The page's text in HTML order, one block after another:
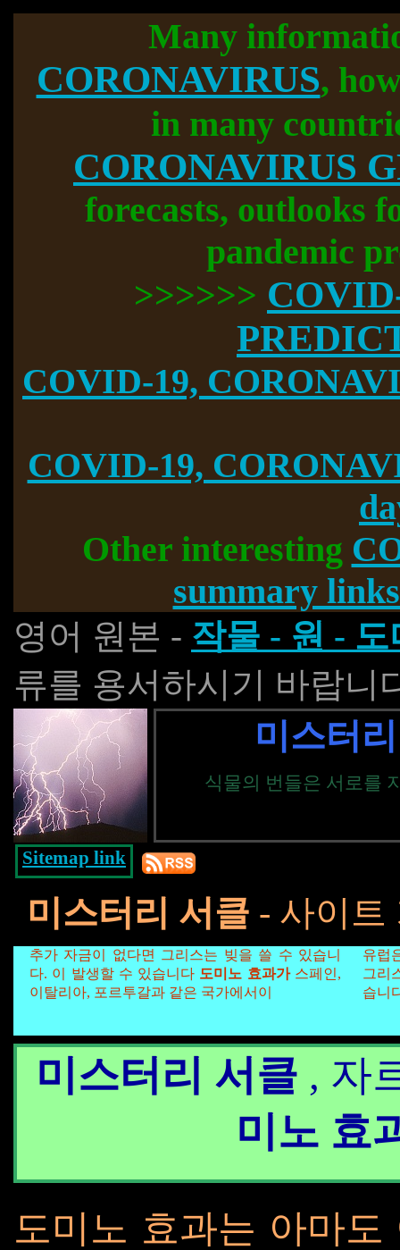
Many
CORONAVIRUS,
in many
CORONAVIRUS
forecasts, outlooks
pandemic
>>>>>>
COVID-19,
COVID-19,
Other interesting
summary
영어 원본 - 작물 - 원 -
류를 용서하시기 바랍니
미스터
식물의 번들은 서로를
Sitemap link
미스터리 서클 - 사이트
추가 자금이 없다면 그리스는 빚을 쓸 수 있습니
다. 이 발생할 수 있습니다 도미노 효과가스페인,
이탈리아, 포르투갈과 같은 국가에서이
유럽
그리
습니
미스터리 서클 , 자
미노 효
도미노 효과는 아마도